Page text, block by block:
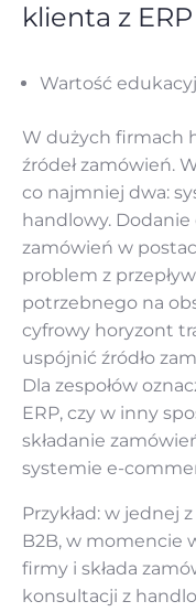
klienta z
Wartość
W dużych firmach
źródeł zamówień.
co najmniej dwa:
handlowy. Dodanie
zamówień w
problem z
potrzebnego na
cyfrowy horyzont
uspójnić źródło
Dla zespołów
ERP, czy w inny
składanie
systemie e-
Przykład: w jednej
B2B, w momencie
firmy i składa
konsultacji z